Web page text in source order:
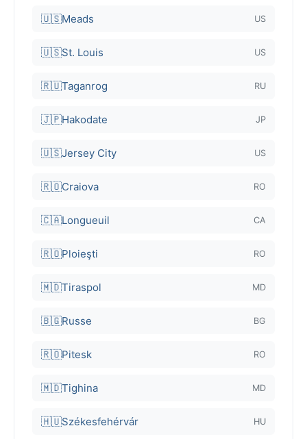
🇺🇸Meads US
🇺🇸St. Louis US
🇷🇺Taganrog RU
🇯🇵Hakodate JP
🇺🇸Jersey City US
🇷🇴Craiova RO
🇨🇦Longueuil CA
🇷🇴Ploieşti RO
🇲🇩Tiraspol MD
🇧🇬Russe BG
🇷🇴Pitesk RO
🇲🇩Tighina MD
🇭🇺Székesfehérvár HU